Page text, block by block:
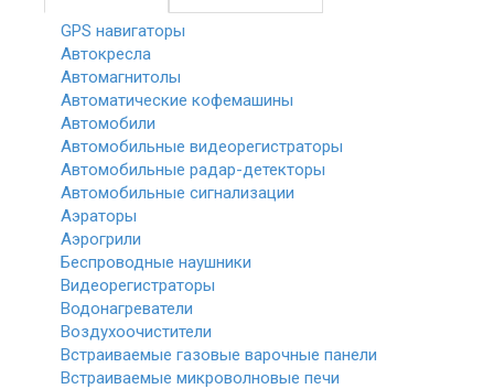
GPS навигаторы
Автокресла
Автомагнитолы
Автоматические кофемашины
Автомобили
Автомобильные видеорегистраторы
Автомобильные радар-детекторы
Автомобильные сигнализации
Аэраторы
Аэрогрили
Беспроводные наушники
Видеорегистраторы
Водонагреватели
Воздухоочистители
Встраиваемые газовые варочные панели
Встраиваемые микроволновые печи